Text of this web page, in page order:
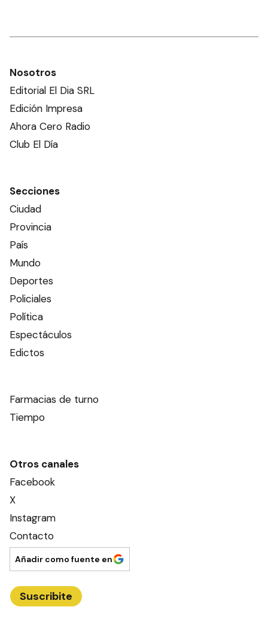
Nosotros
Editorial El Dia SRL
Edición Impresa
Ahora Cero Radio
Club El Día
Secciones
Ciudad
Provincia
País
Mundo
Deportes
Policiales
Política
Espectáculos
Edictos
Farmacias de turno
Tiempo
Otros canales
Facebook
X
Instagram
Contacto
Añadir como fuente en
Suscribite